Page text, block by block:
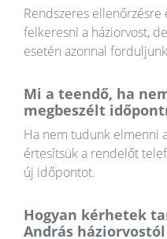
Rendszeres
felkeresni a háziorvost,
esetén azonnal
Mi a teendő, ha
megbeszélt
Ha nem tudunk elmenni
értesítsük a rendelőt
új időpontot.
Hogyan kérhetek
András